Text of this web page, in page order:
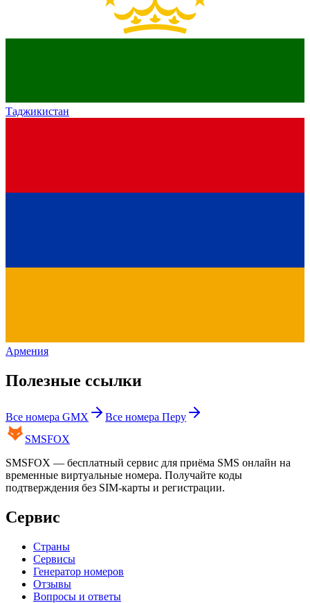
Таджикистан
Армения
Полезные ссылки
Все номера GMX Все номера Перу
SMSFOX
SMSFOX — бесплатный сервис для приёма SMS онлайн на
временные виртуальные номера. Получайте коды
подтверждения без SIM-карты и регистрации.
Сервис
Страны
Сервисы
Генератор номеров
Отзывы
Вопросы и ответы